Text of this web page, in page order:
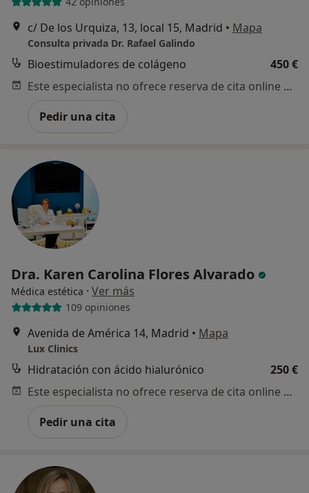
c/ De los Urquiza, 13, local 15, Madrid • Mapa
Consulta privada Dr. Rafael Galindo
Bioestimuladores de colágeno
450 €
Este especialista no ofrece reserva de cita online en esta dirección.
Pedir una cita
Dra. Karen Carolina Flores Alvarado
Médica estética · Ver más
109 opiniones
Avenida de América 14, Madrid • Mapa
Lux Clinics
Hidratación con ácido hialurónico
250 €
Este especialista no ofrece reserva de cita online en esta dirección.
Pedir una cita